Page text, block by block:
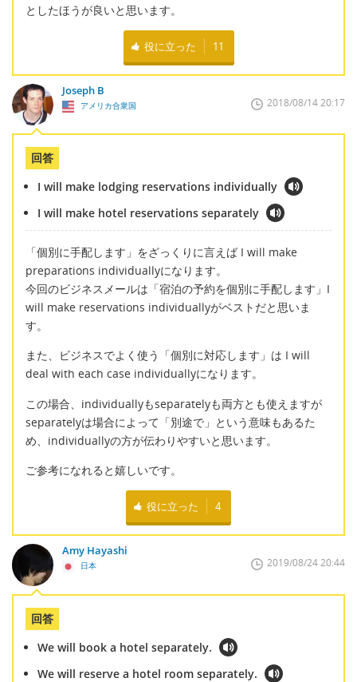
としたほうが良いと思います。
役に立った 11
Joseph B
アメリカ合衆国 2018/08/14 20:17
回答
I will make lodging reservations individually
I will make hotel reservations separately
「個別に手配します」をざっくりに言えば I will make
preparations individuallyになります。
今回のビジネスメールは「宿泊の予約を個別に手配します」I
will make reservations individuallyがベストだと思いま
す。
また、ビジネスでよく使う「個別に対応します」は I will
deal with each case individuallyになります。
この場合、individuallyもseparatelyも両方とも使えますが
separatelyは場合によって「別途で」という意味もあるた
め、individuallyの方が伝わりやすいと思います。
ご参考になれると嬉しいです。
役に立った 4
Amy Hayashi
日本 2019/08/24 20:44
回答
We will book a hotel separately.
We will reserve a hotel room separately.